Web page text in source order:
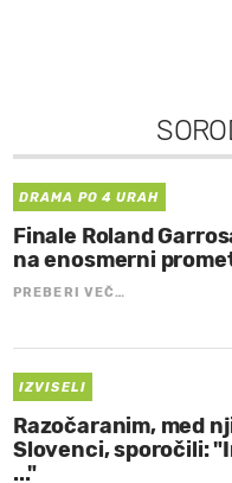
DRAMA PO 4 URAH
Finale Roland
na enosmerni
PREBERI VEČ…
IZVISELI
Razočaranim, med
Slovenci, sporočili:
..."